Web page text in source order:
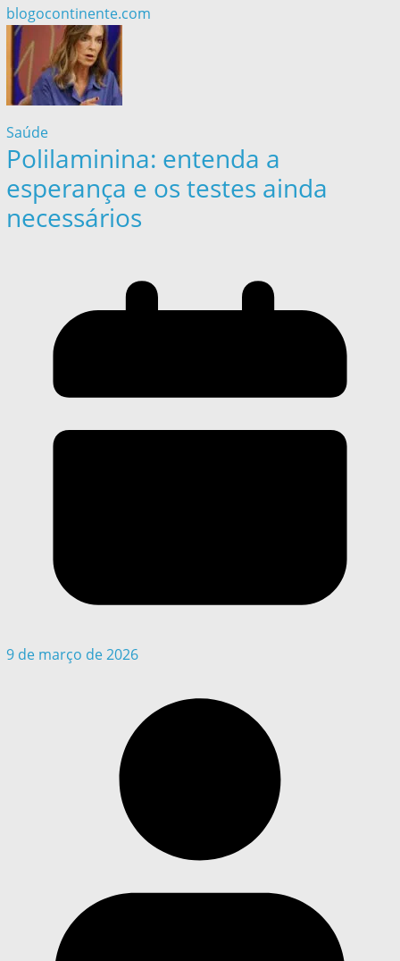
blogocontinente.com
Saúde
Polilaminina: entenda a
esperança e os testes ainda
necessários
9 de março de 2026